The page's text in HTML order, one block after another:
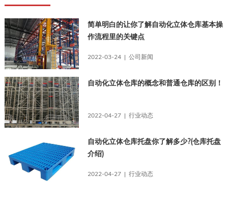
简单明白的让你了解自动化立体仓库基本操
作流程里的关键点
2022-03-24 | 公司新闻
自动化立体仓库的概念和普通仓库的区别！
2022-04-27 | 行业动态
自动化立体仓库托盘你了解多少?(仓库托盘
介绍)
2022-04-27 | 行业动态